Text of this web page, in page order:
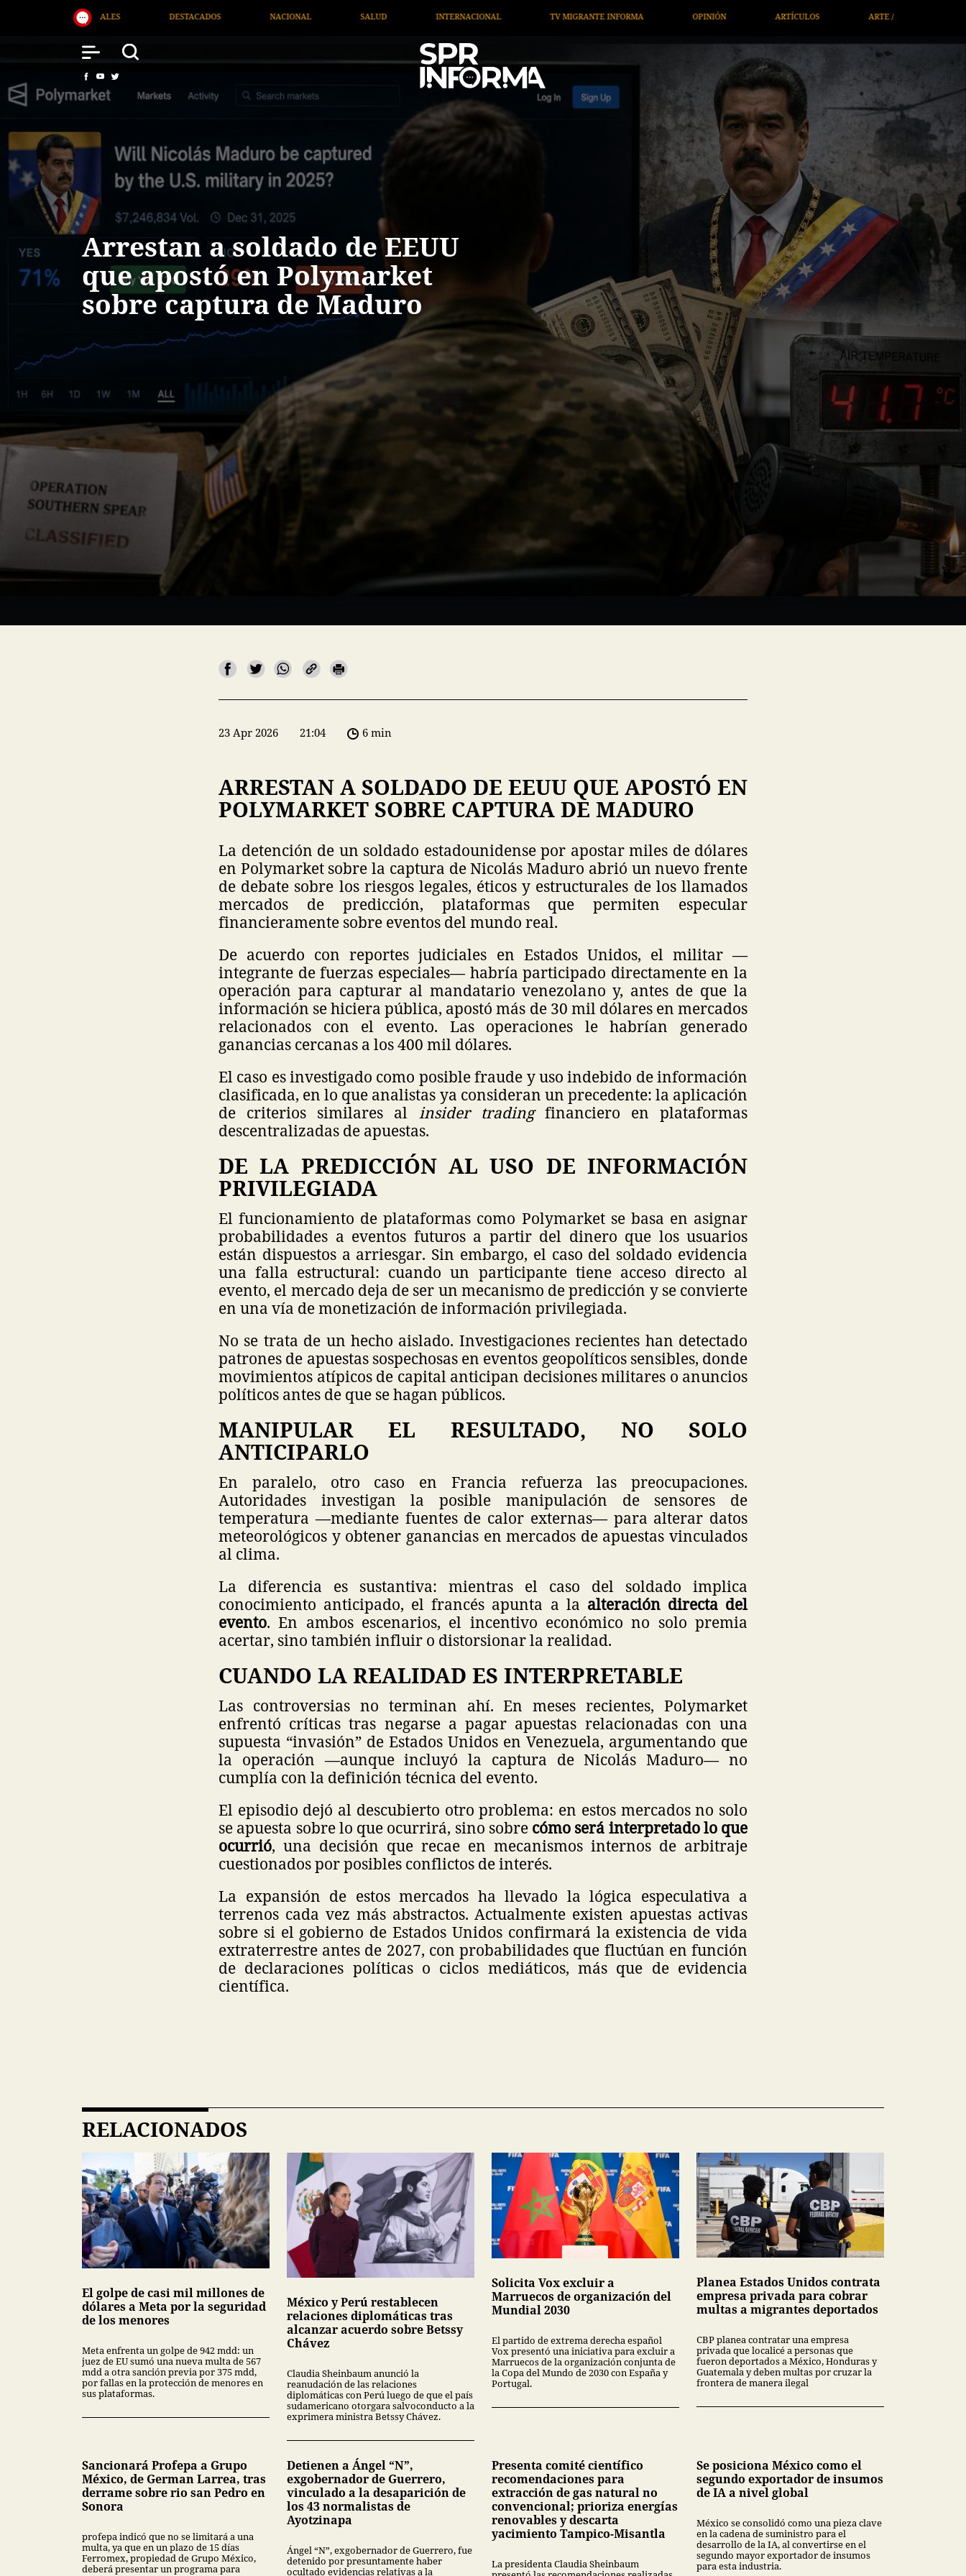
NACIONAL SALUD INTERNACIONAL TV MIGRANTE INFORMA ARTÍCULOS ARTE / ENTRETENIMIENTO ECONOMÍA / NEGOCIOS
Arrestan a soldado de EEUU
que apostó en Polymarket
sobre captura de Maduro
23 Apr 2026 21:04 6 min
ARRESTAN A SOLDADO DE EEUU QUE APOSTÓ EN
POLYMARKET SOBRE CAPTURA DE MADURO
La detención de un soldado estadounidense por apostar miles de dólares
en Polymarket sobre la captura de Nicolás Maduro abrió un nuevo frente
de debate sobre los riesgos legales, éticos y estructurales de los llamados
mercados de predicción, plataformas que permiten especular
financieramente sobre eventos del mundo real.
De acuerdo con reportes judiciales en Estados Unidos, el militar —
integrante de fuerzas especiales— habría participado directamente en la
operación para capturar al mandatario venezolano y, antes de que la
información se hiciera pública, apostó más de 30 mil dólares en mercados
relacionados con el evento. Las operaciones le habrían generado
ganancias cercanas a los 400 mil dólares.
El caso es investigado como posible fraude y uso indebido de información
clasificada, en lo que analistas ya consideran un precedente: la aplicación
de criterios similares al insider tradingfinanciero en plataformas
descentralizadas de apuestas.
DE LA PREDICCIÓN AL USO DE INFORMACIÓN
PRIVILEGIADA
El funcionamiento de plataformas como Polymarket se basa en asignar
probabilidades a eventos futuros a partir del dinero que los usuarios
están dispuestos a arriesgar. Sin embargo, el caso del soldado evidencia
una falla estructural: cuando un participante tiene acceso directo al
evento, el mercado deja de ser un mecanismo de predicción y se convierte
en una vía de monetización de información privilegiada.
No se trata de un hecho aislado. Investigaciones recientes han detectado
patrones de apuestas sospechosas en eventos geopolíticos sensibles, donde
movimientos atípicos de capital anticipan decisiones militares o anuncios
políticos antes de que se hagan públicos.
MANIPULAR EL RESULTADO, NO SOLO
ANTICIPARLO
En paralelo, otro caso en Francia refuerza las preocupaciones.
Autoridades investigan la posible manipulación de sensores de
temperatura —mediante fuentes de calor externas— para alterar datos
meteorológicos y obtener ganancias en mercados de apuestas vinculados
al clima.
La diferencia es sustantiva: mientras el caso del soldado implica
conocimiento anticipado, el francés apunta a la alteración directa del
evento. En ambos escenarios, el incentivo económico no solo premia
acertar, sino también influir o distorsionar la realidad.
CUANDO LA REALIDAD ES INTERPRETABLE
Las controversias no terminan ahí. En meses recientes, Polymarket
enfrentó críticas tras negarse a pagar apuestas relacionadas con una
supuesta “invasión” de Estados Unidos en Venezuela, argumentando que
la operación —aunque incluyó la captura de Nicolás Maduro— no
cumplía con la definición técnica del evento.
El episodio dejó al descubierto otro problema: en estos mercados no solo
se apuesta sobre lo que ocurrirá, sino sobre cómo será interpretado lo que
ocurrió, una decisión que recae en mecanismos internos de arbitraje
cuestionados por posibles conflictos de interés.
La expansión de estos mercados ha llevado la lógica especulativa a
terrenos cada vez más abstractos. Actualmente existen apuestas activas
sobre si el gobierno de Estados Unidos confirmará la existencia de vida
extraterrestre antes de 2027, con probabilidades que fluctúan en función
de declaraciones políticas o ciclos mediáticos, más que de evidencia
científica.
RELACIONADOS
El golpe de casi mil millones de
dólares a Meta por la seguridad
de los menores
Meta enfrenta un golpe de 942 mdd: un
juez de EU sumó una nueva multa de 567
mdd a otra sanción previa por 375 mdd,
por fallas en la protección de menores en
sus plataformas.
México y Perú restablecen
relaciones diplomáticas tras
alcanzar acuerdo sobre Betssy
Chávez
Claudia Sheinbaum anunció la
reanudación de las relaciones
diplomáticas con Perú luego de que el país
sudamericano otorgara salvoconducto a la
exprimera ministra Betssy Chávez.
Solicita Vox excluir a
Marruecos de organización del
Mundial 2030
El partido de extrema derecha español
Vox presentó una iniciativa para excluir a
Marruecos de la organización conjunta de
la Copa del Mundo de 2030 con España y
Portugal.
Planea Estados Unidos contrata
empresa privada para cobrar
multas a migrantes deportados
CBP planea contratar una empresa
privada que localicé a personas que
fueron deportados a México, Honduras y
Guatemala y deben multas por cruzar la
frontera de manera ilegal
Sancionará Profepa a Grupo
México, de German Larrea, tras
derrame sobre rio san Pedro en
Sonora
profepa indicó que no se limitará a una
multa, ya que en un plazo de 15 días
Ferromex, propiedad de Grupo México,
deberá presentar un programa para
Detienen a Ángel “N”,
exgobernador de Guerrero,
vinculado a la desaparición de
los 43 normalistas de
Ayotzinapa
Ángel “N”, exgobernador de Guerrero, fue
detenido por presuntamente haber
ocultado evidencias relativas a la
Presenta comité científico
recomendaciones para
extracción de gas natural no
convencional; prioriza energías
renovables y descarta
yacimiento Tampico-Misantla
La presidenta Claudia Sheinbaum
Se posiciona México como el
segundo exportador de insumos
de IA a nivel global
México se consolidó como una pieza clave
en la cadena de suministro para el
desarrollo de la IA, al convertirse en el
segundo mayor exportador de insumos
para esta industria.